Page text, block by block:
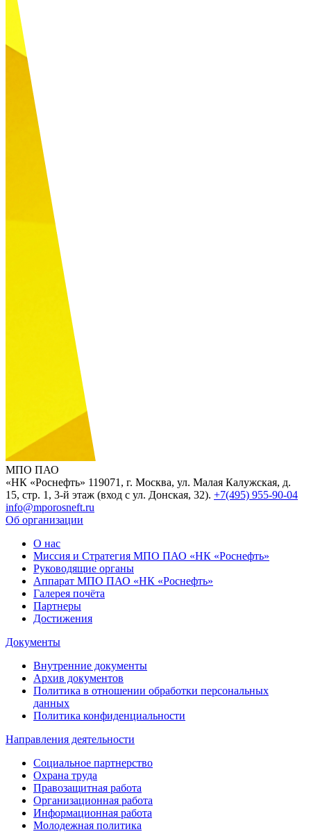
МПО ПАО
«НК «Роснефть» 119071, г. Москва, ул. Малая Калужская, д.
15, стр. 1, 3-й этаж (вход с ул. Донская, 32). +7(495) 955-90-04
info@mporosneft.ru
Об организации
О нас
Миссия и Стратегия МПО ПАО «НК «Роснефть»
Руководящие органы
Аппарат МПО ПАО «НК «Роснефть»
Галерея почёта
Партнеры
Достижения
Документы
Внутренние документы
Архив документов
Политика в отношении обработки персональных
данных
Политика конфиденциальности
Направления деятельности
Социальное партнерство
Охрана труда
Правозащитная работа
Организационная работа
Информационная работа
Молодежная политика